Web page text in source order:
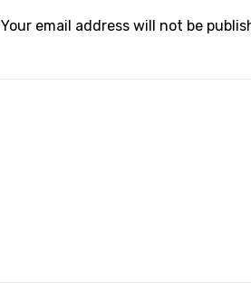
Your email address will not be